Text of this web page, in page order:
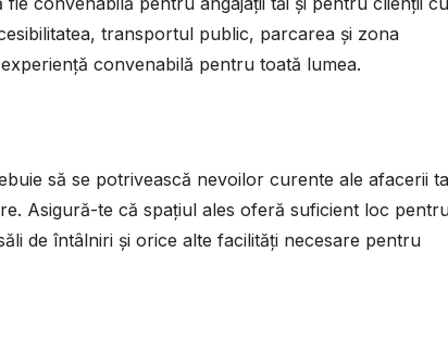
transportul public, parcarea și zona
convenabilă pentru toată lumea.
să se potrivească nevoilor curente ale afacerii
Asigură-te că spațiul ales oferă suficient loc
de întâlniri și orice alte facilități necesare pentru